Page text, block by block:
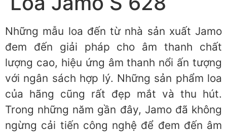
Những mẫu loa đến từ nhà sản xuất Jamo
đem đến giải pháp cho âm thanh chất
lượng cao, hiệu ứng âm thanh nổi ấn tượng
với ngân sách hợp lý. Những sản phẩm loa
của hãng cũng rất đẹp mắt và thu hút.
Trong những năm gần đây, Jamo đã không
ngừng cải tiến công nghệ để đem đến âm